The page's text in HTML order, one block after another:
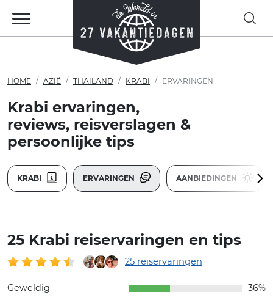
HOME AZIË THAILAND KRABI ERVARINGEN
Krabi ervaringen,
reviews, reisverslagen &
persoonlijke tips
KRABI ERVARINGEN AANBIEDINGEN
25 Krabi reiservaringen en tips
25 reiservaringen
Geweldig
36%